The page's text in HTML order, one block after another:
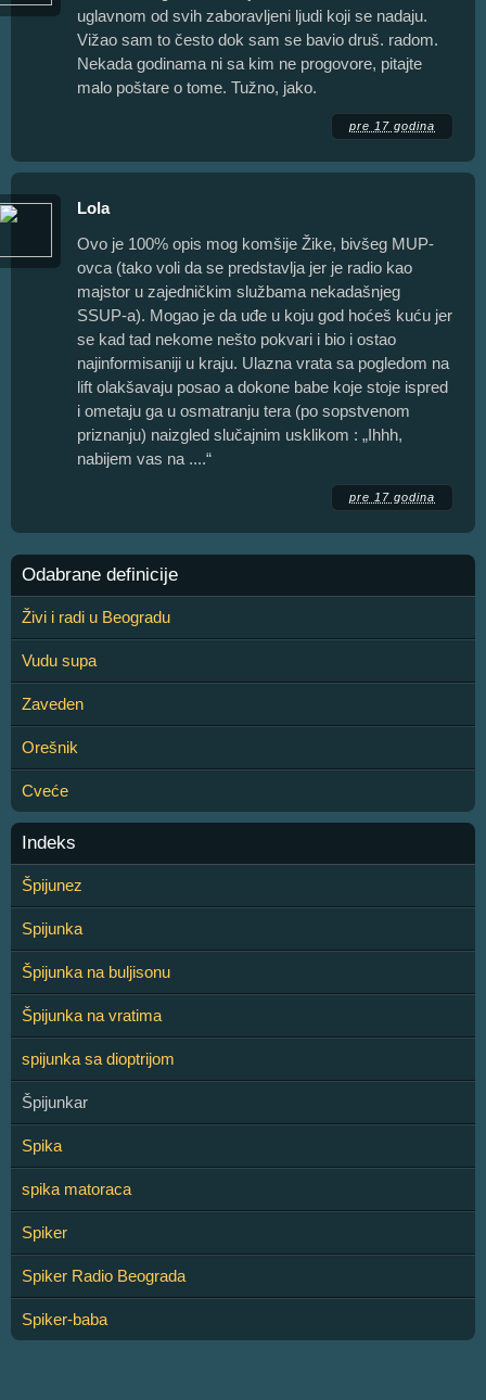
uglavnom od svih zaboravljeni ljudi koji se nadaju.
Vižao sam to često dok sam se bavio druš. radom.
Nekada godinama ni sa kim ne progovore, pitajte
malo poštare o tome. Tužno, jako.
pre 17 godina
Lola
Ovo je 100% opis mog komšije Žike, bivšeg MUP-
ovca (tako voli da se predstavlja jer je radio kao
majstor u zajedničkim službama nekadašnjeg
SSUP-a). Mogao je da uđe u koju god hoćeš kuću jer
se kad tad nekome nešto pokvari i bio i ostao
najinformisaniji u kraju. Ulazna vrata sa pogledom na
lift olakšavaju posao a dokone babe koje stoje ispred
i ometaju ga u osmatranju tera (po sopstvenom
priznanju) naizgled slučajnim usklikom : „Ihhh,
nabijem vas na ....“
pre 17 godina
Odabrane definicije
Živi i radi u Beogradu
Vudu supa
Zaveden
Orešnik
Cveće
Indeks
Špijunez
Spijunka
Špijunka na buljisonu
Špijunka na vratima
spijunka sa dioptrijom
Špijunkar
Spika
spika matoraca
Spiker
Spiker Radio Beograda
Spiker-baba